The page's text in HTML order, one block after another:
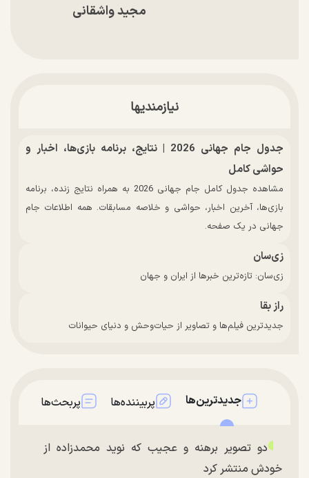
مجید واشقانی
نیازمندیها
جدول جام جهانی 2026 | نتایج، برنامه بازی‌ها، اخبار و
حواشی کامل
مشاهده جدول کامل جام جهانی 2026 به همراه نتایج زنده، برنامه
بازی‌ها، آخرین اخبار، حواشی و خلاصه مسابقات. همه اطلاعات جام
جهانی در یک صفحه.
زی‌سان
زی‌سان: تازه‌ترین خبرها از ایران و جهان
راز بقا
جدیدترین فیلم‌ها و تصاویر از حیات‌وحش و دنیای حیوانات
جدیدترین‌ها پربیننده‌ها پربحث‌ها
دو تصویر برهنه و عجیب که نوید محمدزاده از
خودش منتشر کرد